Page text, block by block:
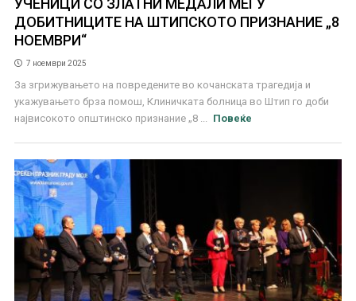
ДОБИТНИЦИТЕ НА ШТИПСКОТО ПРИЗНАНИЕ „8
НОЕМВРИ“
7 ноември 2025
За згрижувањето на повредените во кочанската трагедија и
укажувањето брза помош, Клиничката болница во Штип го доби
највисокото општинско признание „8 ...
Повеќе